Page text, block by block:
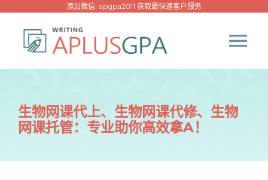
添加微信: apgpa2011 获取最快速客户服务
热门代写
生物网课代上、生物网课代修、生物
网课托管：专业助你高效拿A！